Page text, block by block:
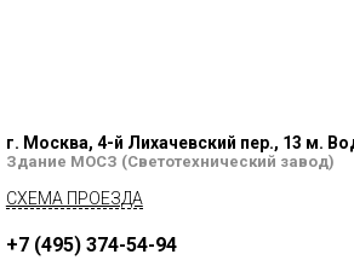
г. Москва, 4-й Лихачевский пер., 13 м.
Здание МОСЗ (Светотехнический завод)
СХЕМА ПРОЕЗДА
+7 (495) 374-54-94